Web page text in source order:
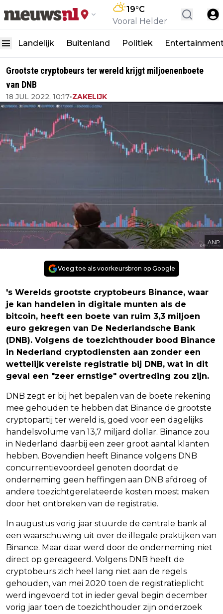
19°C
Vooral Helder
Landelijk Buitenland Politiek
Grootste cryptobeurs ter wereld krijgt miljoenenboete
van DNB
18 JUL 2022, 10:17•ZAKELIJK
ANP
Voeg toe als voorkeursbron op Google
's Werelds grootste cryptobeurs Binance, waar
je kan handelen in digitale munten als de
bitcoin, heeft een boete van ruim 3,3 miljoen
euro gekregen van De Nederlandsche Bank
(DNB). Volgens de toezichthouder bood Binance
in Nederland cryptodiensten aan zonder een
wettelijk vereiste registratie bij DNB, wat in dit
geval een "zeer ernstige" overtreding zou zijn.
DNB zegt er bij het bepalen van de boete rekening
mee gehouden te hebben dat Binance de grootste
cryptopartij ter wereld is, goed voor een dagelijks
handelsvolume van 13,7 miljard dollar. Binance zou
in Nederland daarbij een zeer groot aantal klanten
hebben. Bovendien heeft Binance volgens DNB
concurrentievoordeel genoten doordat de
onderneming geen heffingen aan DNB afdroeg of
andere toezichtgerelateerde kosten moest maken
door het ontbreken van de registratie.
In augustus vorig jaar stuurde de centrale bank al
een waarschuwing uit over de illegale praktijken van
Binance. Maar daar werd door de onderneming niet
direct op gereageerd. Volgens DNB heeft de
cryptobeurs zich heel lang niet aan de regels
gehouden, van mei 2020 toen de registratieplicht
werd ingevoerd tot in ieder geval begin december
vorig jaar toen de toezichthouder zijn onderzoek